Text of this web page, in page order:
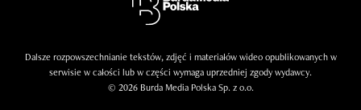
Dalsze rozpowszechnianie tekstów, zdjęć i materiałów wideo opublikowanych w
serwisie w całości lub w części wymaga uprzedniej zgody wydawcy.
© 2026 Burda Media Polska Sp. z o.o.